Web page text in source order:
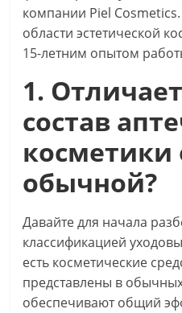
компании Piel
области эстетической
15-летним опытом
1.
состав
косметики
обычной?
Давайте для начала
классификацией
есть косметические
представлены в
обеспечивают общий